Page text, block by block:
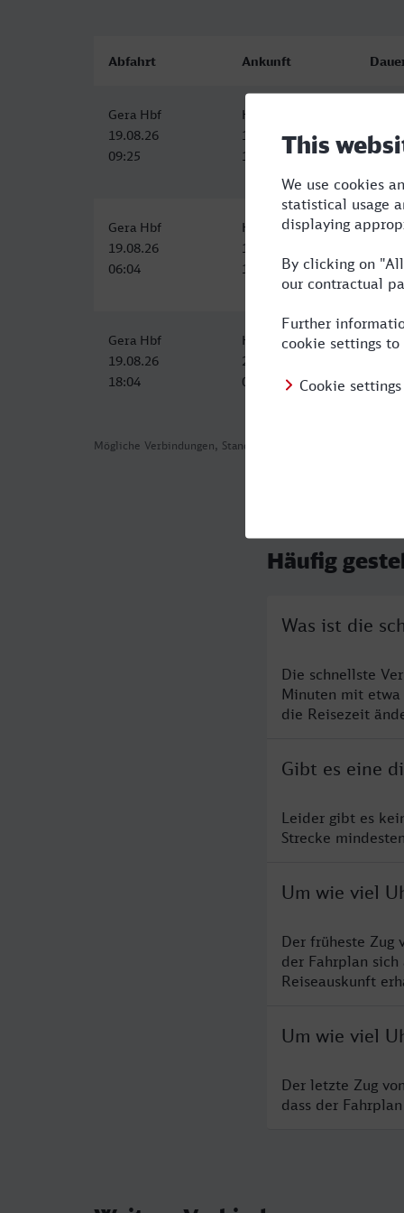
Mögliche Verbindungen, Stand: 2026-08-05 01:30
Abfahrt Ankunft
Gera Hbf
19.08.26
09:25
Hilden
19.08.26
14:58
Gera Hbf
19.08.26
06:04
Hilden
19.08.26
12:06
6:02
Gera Hbf
19.08.26
18:04
Hilden
20.08.26
04:50
10:46
Häufig
Was ist die
Die schnellste
Minuten mit etwa
die Reisezeit
Gibt es eine
Leider gibt es
Strecke
Um wie viel
Der früheste Zug
der Fahrplan
Reiseauskunft
Um wie viel
Der letzte Zug
dass der